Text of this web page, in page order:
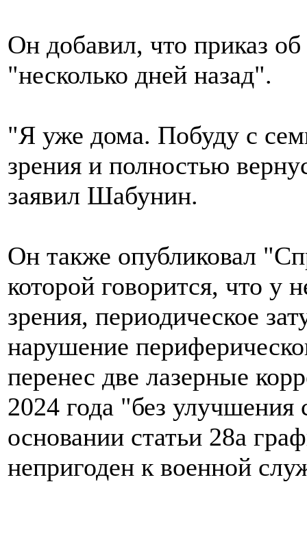
Он добавил, что приказ
"несколько дней назад".
"Я уже дома. Побуду с
зрения и полностью
заявил Шабунин.
Он также опубликовал
которой говорится, что
зрения, периодическое
нарушение
перенес две лазерные
2024 года "без улучшения
основании статьи 28а
непригоден к военной